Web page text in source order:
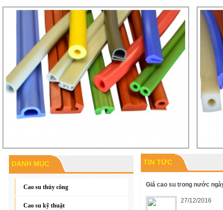
DANH MỤC
Cao su thủy công
Cao su kỹ thuật
Gioăng đáy, gioăng phẳng
TIN TỨC
Giá cao su trong nước
27/12/2016